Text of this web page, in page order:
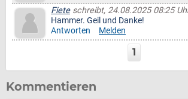
Fieteschreibt, 24.08.2025 08:25
Hammer. Geil und Danke!
Antworten
Melden
1
Kommentieren